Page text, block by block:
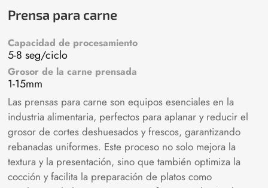
Prensa para carne
Capacidad de procesamiento
5-8 seg/ciclo
Grosor de la carne prensada
1-15mm
Las prensas para carne son equipos esenciales en la
industria alimentaria, perfectos para aplanar y reducir el
grosor de cortes deshuesados y frescos, garantizando
rebanadas uniformes. Este proceso no solo mejora la
textura y la presentación, sino que también optimiza la
cocción y facilita la preparación de platos como